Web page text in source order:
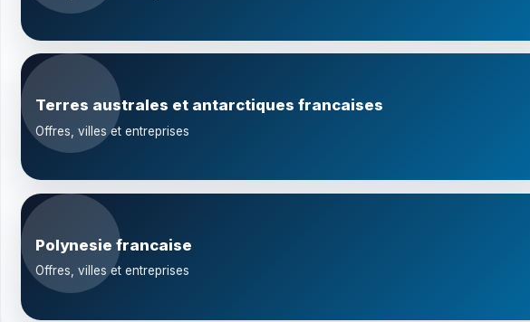
Terres australes et antarctiques francaises
Offres, villes et entreprises
Polynesie francaise
Offres, villes et entreprises